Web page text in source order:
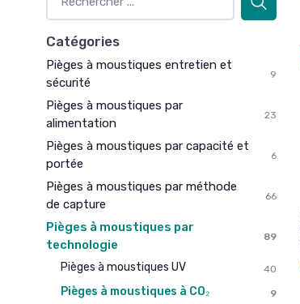
Catégories
Pièges à moustiques entretien et
sécurité
9
Pièges à moustiques par
alimentation
23
Pièges à moustiques par capacité et
portée
6
Pièges à moustiques par méthode
de capture
66
Pièges à moustiques par
technologie
89
Pièges à moustiques UV 40
Pièges à moustiques à CO₂
9